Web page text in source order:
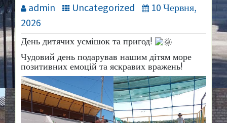
admin Uncategorized
10 Червня,
2026
День дитячих усмішок та пригод!
Чудовий день подарував нашим дітям море
позитивних емоцій та яскравих вражень!